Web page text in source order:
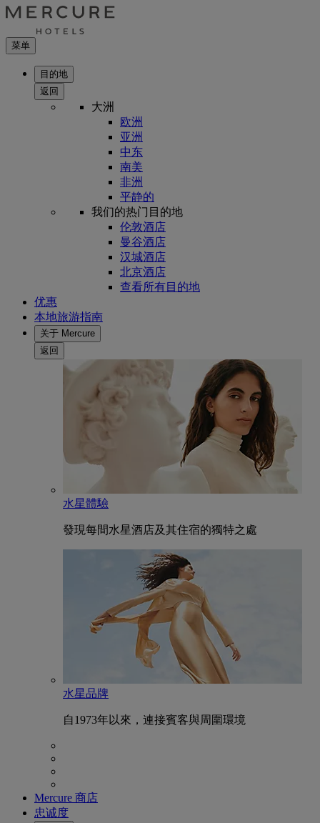
菜单
目的地
返回
大洲
欧洲
亚洲
中东
南美
非洲
平静的
我们的热门目的地
伦敦酒店
曼谷酒店
汉城酒店
北京酒店
查看所有目的地
优惠
本地旅游指南
关于 Mercure
返回
水星體驗
發現每間水星酒店及其住宿的獨特之處
水星品牌
自1973年以來，連接賓客與周圍環境
Mercure 商店
忠诚度